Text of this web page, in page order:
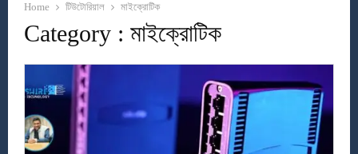
Home টিউটোরিয়াল মাইক্রোটিক
Category : মাইক্রোটিক